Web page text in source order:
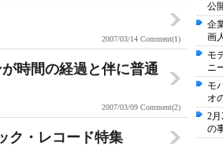
2007/03/14 Comment(1)
時間の経過と伴に普通
2007/03/09 Comment(2)
ク・レコード特集
公
企
画
モ
ニ
モ
オ
2
の